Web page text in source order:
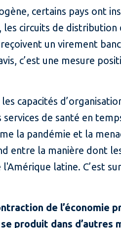
certains pays ont
circuits de
un virement
c’est une mesure
capacités
de santé en
la pandémie et la
entre la manière dont
latine. C’est
de l’économie
produit dans d’autres